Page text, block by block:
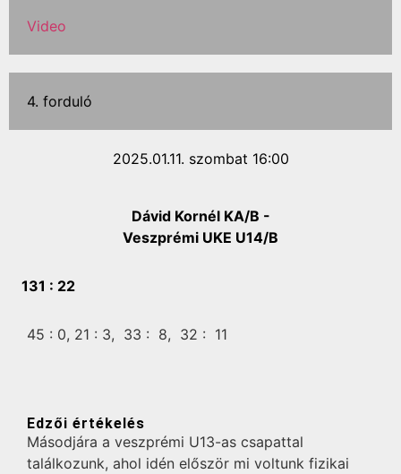
Video
4. forduló
2025.01.11. szombat 16:00
Dávid Kornél KA/B -
Veszprémi UKE U14/B
131 : 22
45 : 0, 21 : 3, 33 : 8, 32 : 11
Edzői értékelés
Másodjára a veszprémi U13-as csapattal
találkozunk, ahol idén először mi voltunk fizikai